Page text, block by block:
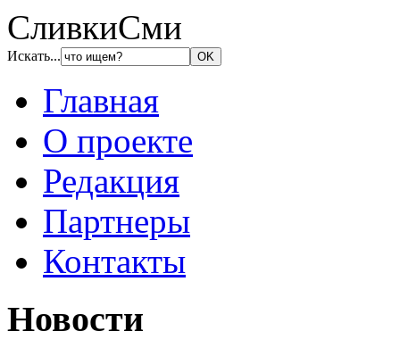
СливкиСми
Искать...
Главная
О проекте
Редакция
Партнеры
Контакты
Новости